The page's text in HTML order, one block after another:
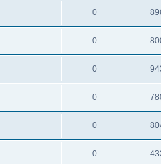
0
0
0
0
0
0